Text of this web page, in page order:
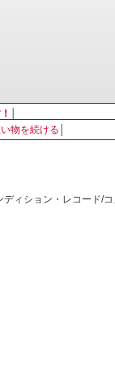
物を続ける
ィション・レコード/コ